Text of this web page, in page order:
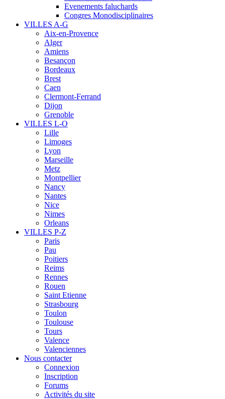
Evenements faluchards
Congres Monodisciplinaires
VILLES A-G
Aix-en-Provence
Alger
Amiens
Besançon
Bordeaux
Brest
Caen
Clermont-Ferrand
Dijon
Grenoble
VILLES L-O
Lille
Limoges
Lyon
Marseille
Metz
Montpellier
Nancy
Nantes
Nice
Nimes
Orleans
VILLES P-Z
Paris
Pau
Poitiers
Reims
Rennes
Rouen
Saint Etienne
Strasbourg
Toulon
Toulouse
Tours
Valence
Valenciennes
Nous contacter
Connexion
Inscription
Forums
Activités du site